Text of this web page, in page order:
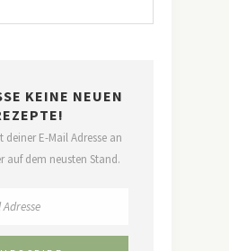
KEINE NEUEN
deiner E-Mail Adresse an
auf dem neusten Stand.